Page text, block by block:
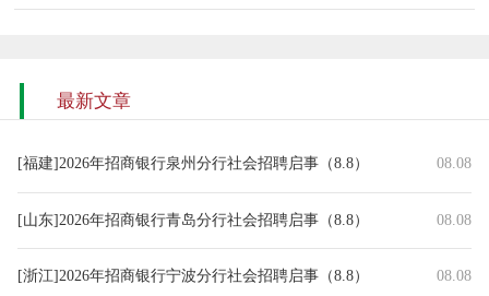
最新文章
[福建]2026年招商银行泉州分行社会招聘启事（8.8） 08.08
[山东]2026年招商银行青岛分行社会招聘启事（8.8） 08.08
[浙江]2026年招商银行宁波分行社会招聘启事（8.8） 08.08